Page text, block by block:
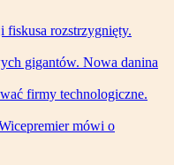
fiskusa rozstrzygnięty.
gigantów. Nowa danina
firmy technologiczne.
mówi o